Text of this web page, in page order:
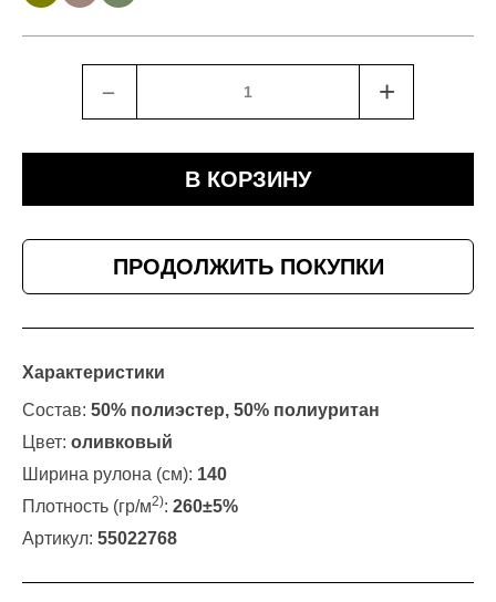
﹣ +
В КОРЗИНУ
ПРОДОЛЖИТЬ ПОКУПКИ
Характеристики
Состав: 50% полиэстер, 50% полиуритан
Цвет: оливковый
Ширина рулона (см): 140
Плотность (гр/м2): 260±5%
Артикул: 55022768